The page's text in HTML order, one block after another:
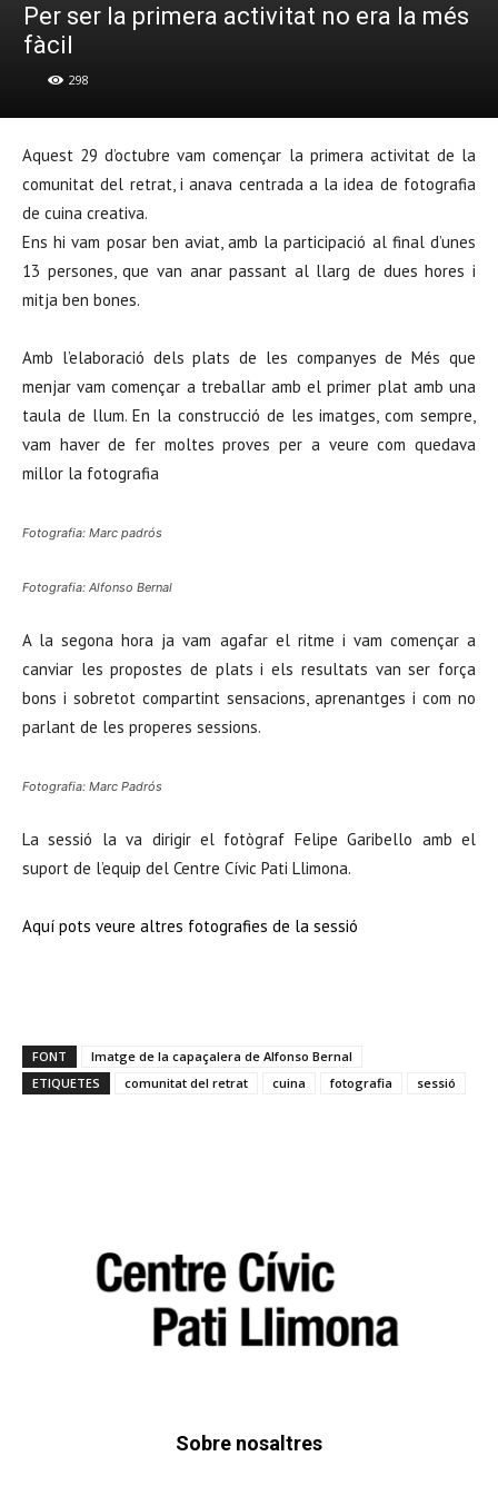
Per ser la primera activitat no era la més
fàcil
298
Aquest 29 d’octubre vam començar la primera activitat de la
comunitat del retrat, i anava centrada a la idea de fotografia
de cuina creativa.
Ens hi vam posar ben aviat, amb la participació al final d’unes
13 persones, que van anar passant al llarg de dues hores i
mitja ben bones.
Amb l’elaboració dels plats de les companyes de Més que
menjar vam començar a treballar amb el primer plat amb una
taula de llum. En la construcció de les imatges, com sempre,
vam haver de fer moltes proves per a veure com quedava
millor la fotografia
Fotografia: Marc padrós
Fotografia: Alfonso Bernal
A la segona hora ja vam agafar el ritme i vam començar a
canviar les propostes de plats i els resultats van ser força
bons i sobretot compartint sensacions, aprenantges i com no
parlant de les properes sessions.
Fotografia: Marc Padrós
La sessió la va dirigir el fotògraf Felipe Garibello amb el
suport de l’equip del Centre Cívic Pati Llimona.
Aquí pots veure altres fotografies de la sessió
FONT
Imatge de la capaçalera de Alfonso Bernal
ETIQUETES
comunitat del retrat cuina fotografia sessió
Sobre nosaltres